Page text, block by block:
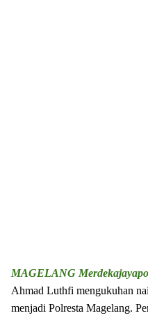
MAGELANG
Ahmad Luthfi mengukuhan
menjadi Polresta Magelang.